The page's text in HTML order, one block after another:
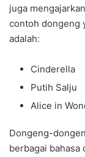
juga
contoh dongeng
adalah:
Cinderella
Putih Salju
Alice in
Dongeng-
berbagai bahasa